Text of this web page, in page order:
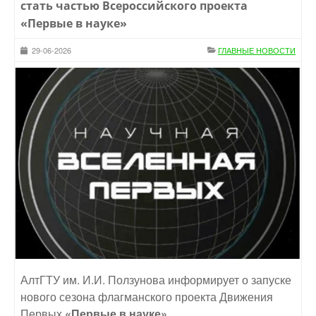
стать частью Всероссийского проекта
«Первые в науке»
29-06-2026 ГЛАВНЫЕ НОВОСТИ
АлтГТУ им. И.И. Ползунова информирует о запуске
нового сезона флагманского проекта Движения